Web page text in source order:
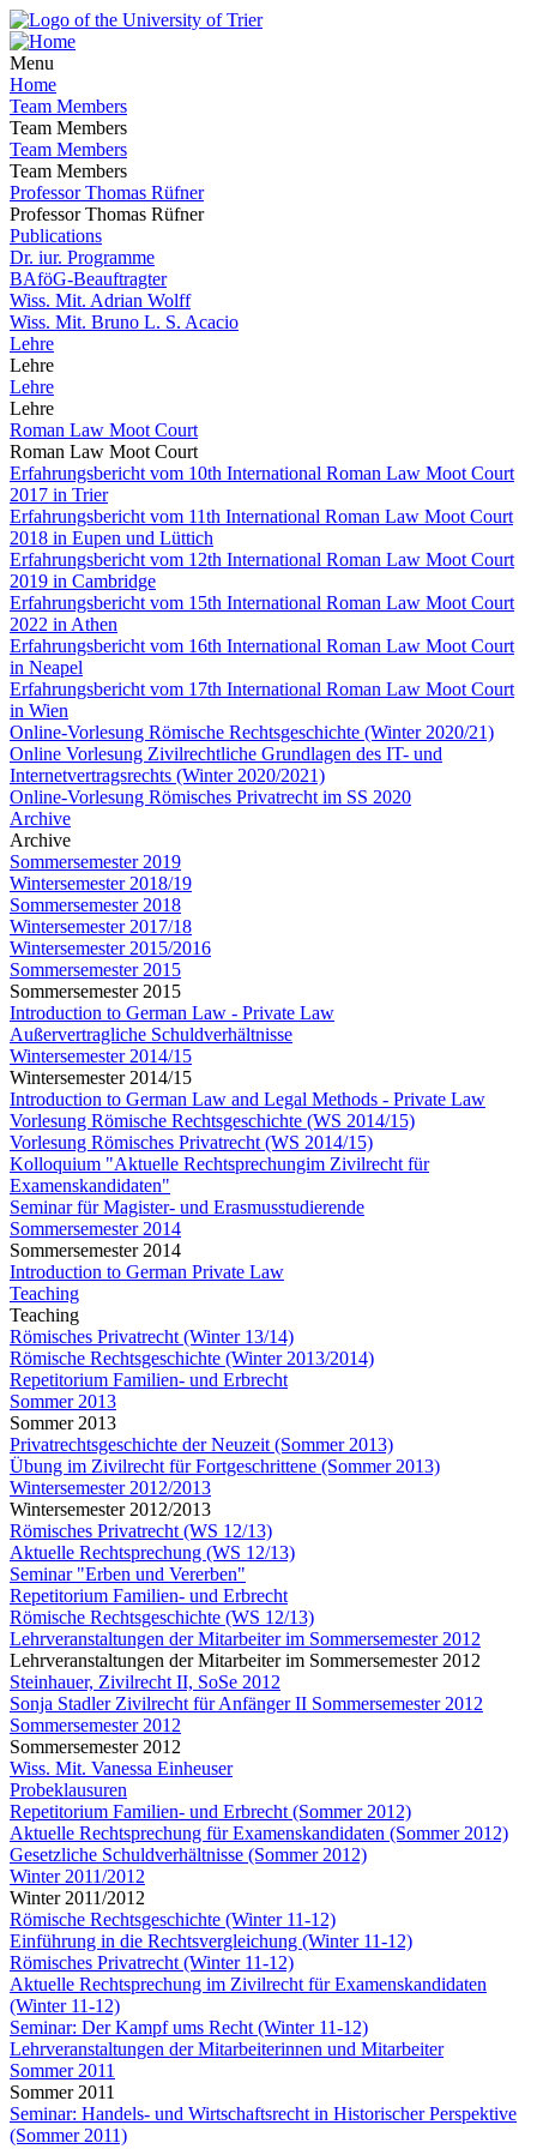
Menu
Home
Team Members
Team Members
Team Members
Team Members
Professor Thomas Rüfner
Professor Thomas Rüfner
Publications
Dr. iur. Programme
BAföG-Beauftragter
Wiss. Mit. Adrian Wolff
Wiss. Mit. Bruno L. S. Acacio
Lehre
Lehre
Lehre
Lehre
Roman Law Moot Court
Roman Law Moot Court
Erfahrungsbericht vom 10th International Roman Law Moot Court
2017 in Trier
Erfahrungsbericht vom 11th International Roman Law Moot Court
2018 in Eupen und Lüttich
Erfahrungsbericht vom 12th International Roman Law Moot Court
2019 in Cambridge
Erfahrungsbericht vom 15th International Roman Law Moot Court
2022 in Athen
Erfahrungsbericht vom 16th International Roman Law Moot Court
in Neapel
Erfahrungsbericht vom 17th International Roman Law Moot Court
in Wien
Online-Vorlesung Römische Rechtsgeschichte (Winter 2020/21)
Online Vorlesung Zivilrechtliche Grundlagen des IT- und
Internetvertragsrechts (Winter 2020/2021)
Online-Vorlesung Römisches Privatrecht im SS 2020
Archive
Archive
Sommersemester 2019
Wintersemester 2018/19
Sommersemester 2018
Wintersemester 2017/18
Wintersemester 2015/2016
Sommersemester 2015
Sommersemester 2015
Introduction to German Law - Private Law
Außervertragliche Schuldverhältnisse
Wintersemester 2014/15
Wintersemester 2014/15
Introduction to German Law and Legal Methods - Private Law
Vorlesung Römische Rechtsgeschichte (WS 2014/15)
Vorlesung Römisches Privatrecht (WS 2014/15)
Kolloquium "Aktuelle Rechtsprechungim Zivilrecht für
Examenskandidaten"
Seminar für Magister- und Erasmusstudierende
Sommersemester 2014
Sommersemester 2014
Introduction to German Private Law
Teaching
Teaching
Römisches Privatrecht (Winter 13/14)
Römische Rechtsgeschichte (Winter 2013/2014)
Repetitorium Familien- und Erbrecht
Sommer 2013
Sommer 2013
Privatrechtsgeschichte der Neuzeit (Sommer 2013)
Übung im Zivilrecht für Fortgeschrittene (Sommer 2013)
Wintersemester 2012/2013
Wintersemester 2012/2013
Römisches Privatrecht (WS 12/13)
Aktuelle Rechtsprechung (WS 12/13)
Seminar "Erben und Vererben"
Repetitorium Familien- und Erbrecht
Römische Rechtsgeschichte (WS 12/13)
Lehrveranstaltungen der Mitarbeiter im Sommersemester 2012
Lehrveranstaltungen der Mitarbeiter im Sommersemester 2012
Steinhauer, Zivilrecht II, SoSe 2012
Sonja Stadler Zivilrecht für Anfänger II Sommersemester 2012
Sommersemester 2012
Sommersemester 2012
Wiss. Mit. Vanessa Einheuser
Probeklausuren
Repetitorium Familien- und Erbrecht (Sommer 2012)
Aktuelle Rechtsprechung für Examenskandidaten (Sommer 2012)
Gesetzliche Schuldverhältnisse (Sommer 2012)
Winter 2011/2012
Winter 2011/2012
Römische Rechtsgeschichte (Winter 11-12)
Einführung in die Rechtsvergleichung (Winter 11-12)
Römisches Privatrecht (Winter 11-12)
Aktuelle Rechtsprechung im Zivilrecht für Examenskandidaten
(Winter 11-12)
Seminar: Der Kampf ums Recht (Winter 11-12)
Lehrveranstaltungen der Mitarbeiterinnen und Mitarbeiter
Sommer 2011
Sommer 2011
Seminar: Handels- und Wirtschaftsrecht in Historischer Perspektive
(Sommer 2011)